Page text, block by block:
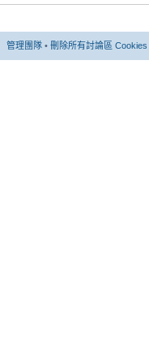
管理團隊 • 刪除所有討論區 Cookies